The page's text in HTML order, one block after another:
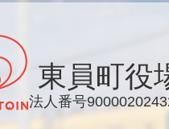
東員町役
法人番号